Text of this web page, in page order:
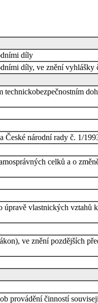
díly
díly, ve znění vyhlášky
národní rady č. 1/
celků a o
vlastnických vztahů
ve znění pozdějších
provádění činností